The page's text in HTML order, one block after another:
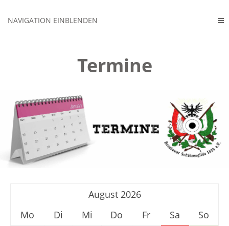
NAVIGATION EINBLENDEN
Termine
August 2026
Mo
Di Mi Do Fr Sa
So